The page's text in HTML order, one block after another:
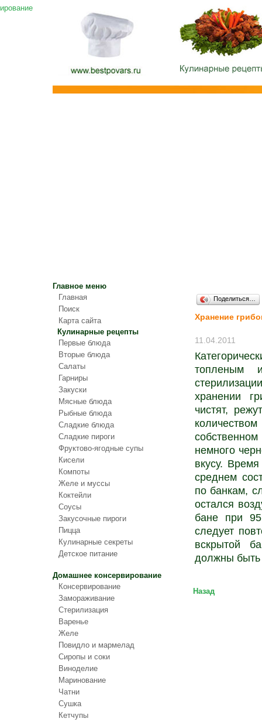
Главное меню
Главная
Поиск
Карта сайта
Кулинарные рецепты
Первые блюда
Вторые блюда
Салаты
Гарниры
Закуски
Мясные блюда
Рыбные блюда
Сладкие блюда
Сладкие пироги
Фруктово-ягодные супы
Кисели
Компоты
Желе и муссы
Коктейли
Соусы
Закусочные пироги
Пицца
Кулинарные секреты
Детское питание
Домашнее консервирование
Консервирование
Замораживание
Стерилизация
Варенье
Желе
Повидло и мармелад
Сиропы и соки
Виноделие
Маринование
Чатни
Сушка
Кетчупы
Поделиться…
Хранение
11.04.2011
топленым
хранении
чистят,
немного
вкусу.
среднем
по банкам,
остался
бане при
следует
вскрытой
должны
Назад